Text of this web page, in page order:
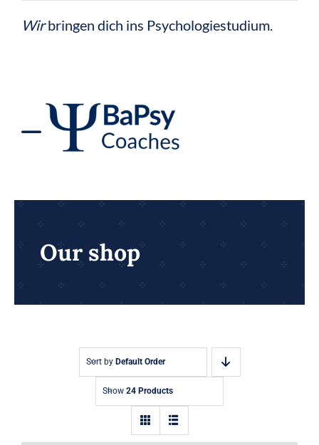
InhaltWirbringen dich ins Psychologiestudium.
Toggle
BaPsy Rechner 2026
0 Artikel
Our shop
Sort by Default Order
Show 24 Products